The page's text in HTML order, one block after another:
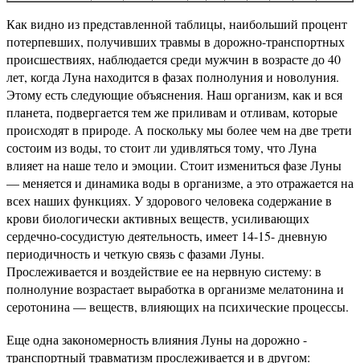
Как видно из представленной таблицы, наибольший процент
потерпевших, получивших травмы в дорожно-транспортных
происшествиях, наблюдается среди мужчин в возрасте до 40
лет, когда Луна находится в фазах полнолуния и новолуния.
Этому есть следующие объяснения. Наш организм, как и вся
планета, подвергается тем же приливам и отливам, которые
происходят в природе. А поскольку мы более чем на две трети
состоим из воды, то стоит ли удивляться тому, что Луна
влияет на наше тело и эмоции. Стоит измениться фазе Луны
— меняется и динамика воды в организме, а это отражается на
всех наших функциях. У здорового человека содержание в
крови биологически активных веществ, усиливающих
сердечно-сосудистую деятельность, имеет 14-15- дневную
периодичность и четкую связь с фазами Луны.
Прослеживается и воздействие ее на нервную систему: в
полнолуние возрастает выработка в организме мелатонина и
серотонина — веществ, влияющих на психические процессы.
Еще одна закономерность влияния Луны на дорожно -
транспортный травматизм прослеживается и в другом: